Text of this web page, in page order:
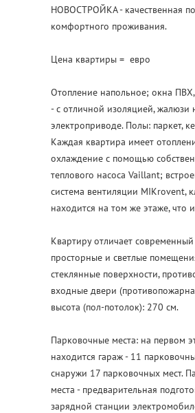
НОВОСТРОЙКА - качественная
комфортного проживания.
Цена квартиры = евро
Отопление напольное; окна
- с отличной изоляцией, жалюзи
электроприводе. Полы: паркет,
Каждая квартира имеет
охлаждение с помощью
теплового насоса Vaillant;
система вентиляции MIKrovent,
находится на том же этаже, что
Квартиру отличает
просторные и светлые
стеклянные поверхности,
входные двери
высота (пол-потолок): 270 см.
Парковочные места: на первом
находится гараж - 11
снаружи 17 парковочных мест.
места - предварительная
зарядной станции